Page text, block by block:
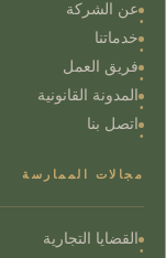
عن الشركة
خدماتنا
فريق العمل
المدونة القانونية
اتصل بنا
مجالات الممارسة
القضايا التجارية